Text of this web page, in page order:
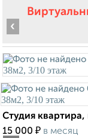
‹
Студия
15 000 ₽ в месяц